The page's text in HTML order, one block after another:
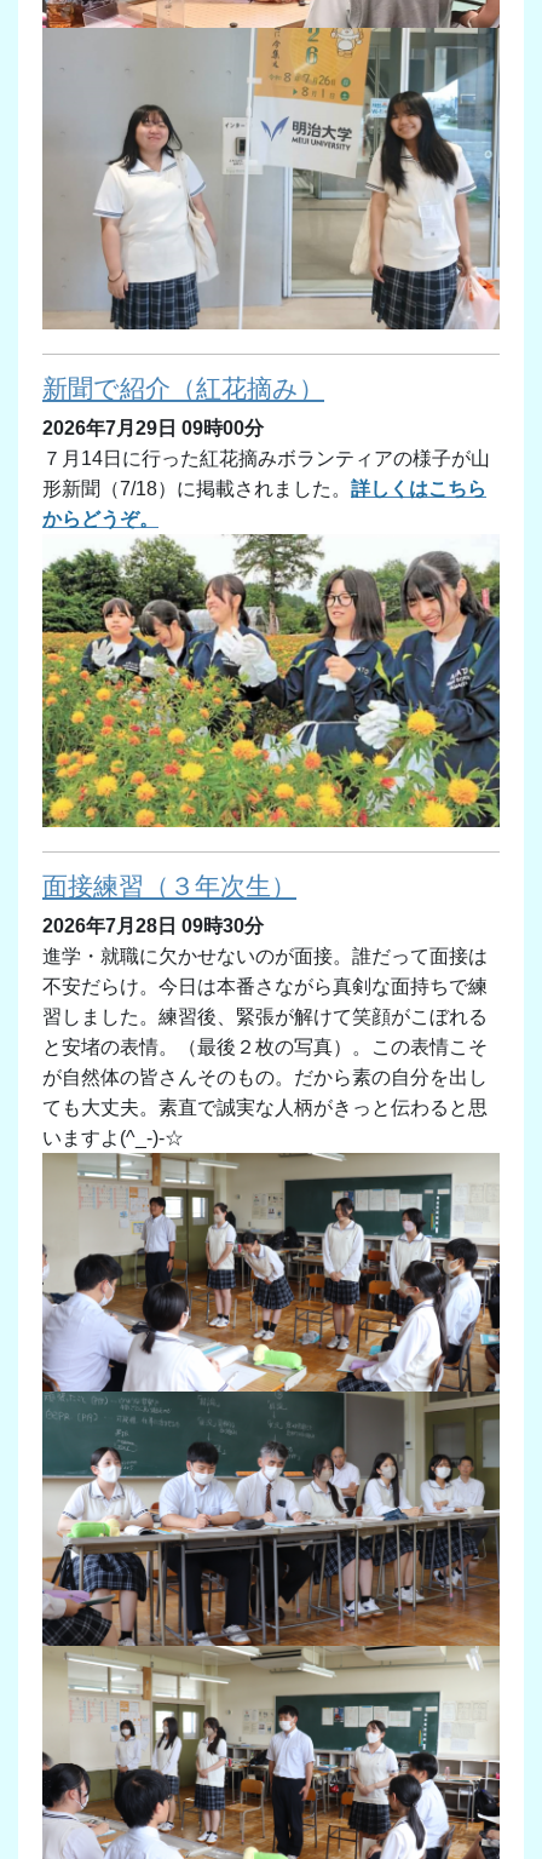
新聞で紹介（紅花摘み）
2026年7月29日 09時00分
７月14日に行った紅花摘みボランティアの様子が山
形新聞（7/18）に掲載されました。 詳しくはこちら
からどうぞ。
面接練習（３年次生）
2026年7月28日 09時30分
進学・就職に欠かせないのが面接。誰だって面接は
不安だらけ。今日は本番さながら真剣な面持ちで練
習しました。練習後、緊張が解けて笑顔がこぼれる
と安堵の表情。（最後２枚の写真）。この表情こそ
が自然体の皆さんそのもの。だから素の自分を出し
ても大丈夫。素直で誠実な人柄がきっと伝わると思
いますよ(^_-)-☆